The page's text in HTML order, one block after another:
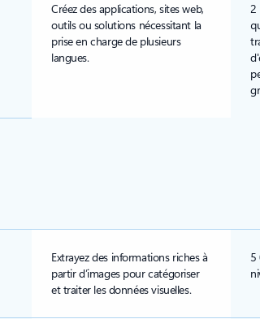
Créez des applications, sites web,
outils ou solutions nécessitant la
prise en charge de plusieurs
langues.
2
Extrayez des informations riches à
partir d’images pour catégoriser
et traiter les données visuelles.
5